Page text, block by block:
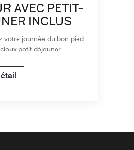
AVEC PETIT-
INCLUS
votre journée du bon pied
petit-déjeuner